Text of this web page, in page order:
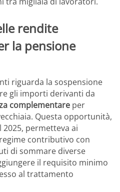
rendite
la pensione
riguarda la sospensione
gli importi derivanti da
complementare per
Questa opportunità,
permetteva ai
contributivo con
di sommare diverse
il requisito minimo
al trattamento